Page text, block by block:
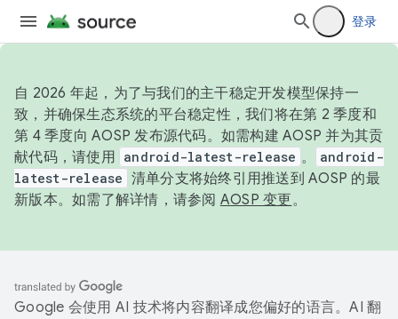
登录
自 2026 年起，为了与我们的主干稳定开发模型保持一
致，并确保生态系统的平台稳定性，我们将在第 2 季度和
第 4 季度向 AOSP 发布源代码。如需构建 AOSP 并为其贡
献代码，请使用 android-latest-release 。
android-
latest-release 清单分支将始终引用推送到 AOSP 的最
新版本。如需了解详情，请参阅 AOSP 变更。
Google 会使用 AI 技术将内容翻译成您偏好的语言。AI 翻